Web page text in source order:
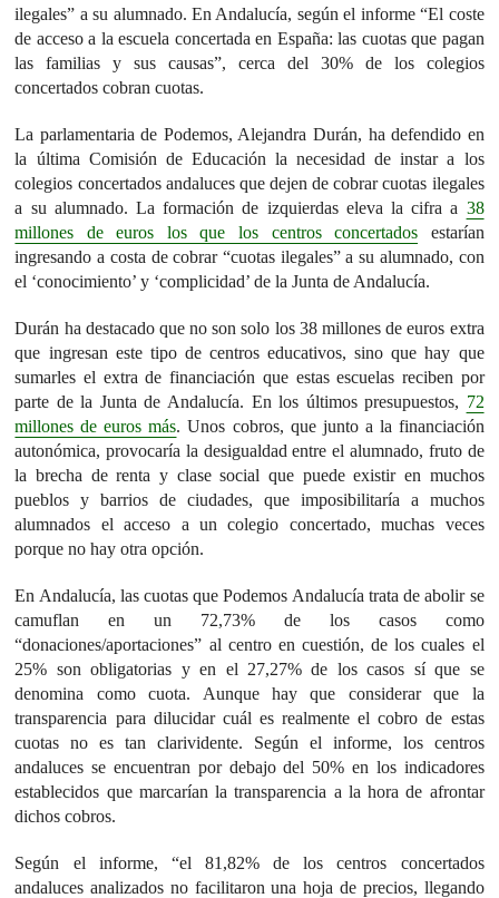
ilegales” a su alumnado. En Andalucía, según el informe “El coste
de acceso a la escuela concertada en España: las cuotas que pagan
las familias y sus causas”, cerca del 30% de los colegios
concertados cobran cuotas.
La parlamentaria de Podemos, Alejandra Durán, ha defendido en
la última Comisión de Educación la necesidad de instar a los
colegios concertados andaluces que dejen de cobrar cuotas ilegales
a su alumnado. La formación de izquierdas eleva la cifra a 38
millones de euros los que los centros concertados estarían
ingresando a costa de cobrar “cuotas ilegales” a su alumnado, con
el ‘conocimiento’ y ‘complicidad’ de la Junta de Andalucía.
Durán ha destacado que no son solo los 38 millones de euros extra
que ingresan este tipo de centros educativos, sino que hay que
sumarles el extra de financiación que estas escuelas reciben por
parte de la Junta de Andalucía. En los últimos presupuestos, 72
millones de euros más. Unos cobros, que junto a la financiación
autonómica, provocaría la desigualdad entre el alumnado, fruto de
la brecha de renta y clase social que puede existir en muchos
pueblos y barrios de ciudades, que imposibilitaría a muchos
alumnados el acceso a un colegio concertado, muchas veces
porque no hay otra opción.
En Andalucía, las cuotas que Podemos Andalucía trata de abolir se
camuflan en un 72,73% de los casos como
“donaciones/aportaciones” al centro en cuestión, de los cuales el
25% son obligatorias y en el 27,27% de los casos sí que se
denomina como cuota. Aunque hay que considerar que la
transparencia para dilucidar cuál es realmente el cobro de estas
cuotas no es tan clarividente. Según el informe, los centros
andaluces se encuentran por debajo del 50% en los indicadores
establecidos que marcarían la transparencia a la hora de afrontar
dichos cobros.
Según el informe, “el 81,82% de los centros concertados
andaluces analizados no facilitaron una hoja de precios, llegando